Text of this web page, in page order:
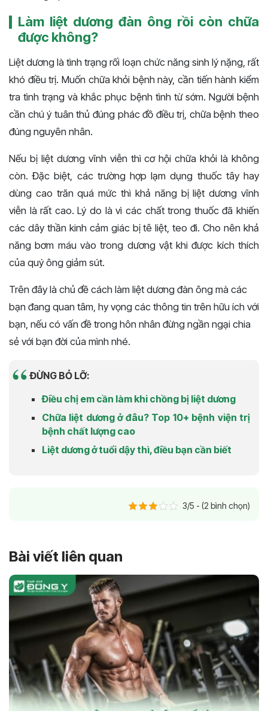
Làm liệt dương đàn ông rồi còn chữa
được không?
Liệt dương là tình trạng rối loạn chức năng sinh lý nặng, rất
khó điều trị. Muốn chữa khỏi bệnh này, cần tiến hành kiểm
tra tình trạng và khắc phục bệnh tình từ sớm. Người bệnh
cần chú ý tuân thủ đúng phác đồ điều trị, chữa bệnh theo
đúng nguyên nhân.
Nếu bị liệt dương vĩnh viễn thì cơ hội chữa khỏi là không
còn. Đặc biệt, các trường hợp lạm dụng thuốc tây hay
dùng cao trăn quá mức thì khả năng bị liệt dương vĩnh
viễn là rất cao. Lý do là vì các chất trong thuốc đã khiến
các dây thần kinh cảm giác bị tê liệt, teo đi. Cho nên khả
năng bơm máu vào trong dương vật khi được kích thích
của quý ông giảm sút.
Trên đây là chủ đề cách làm liệt dương đàn ông mà các
bạn đang quan tâm, hy vọng các thông tin trên hữu ích với
bạn, nếu có vấn đề trong hôn nhân đừng ngần ngại chia
sẻ với bạn đời của mình nhé.
ĐỪNG BỎ LỠ:
Điều chị em cần làm khi chồng bị liệt dương
Chữa liệt dương ở đâu? Top 10+ bệnh viện trị
bệnh chất lượng cao
Liệt dương ở tuổi dậy thì, điều bạn cần biết
3/5 - (2 bình chọn)
Bài viết liên quan